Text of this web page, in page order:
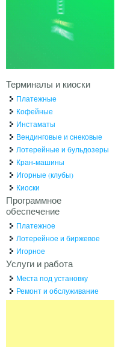
Терминалы и киоски
Платежные
Кофейные
Инстаматы
Вендинговые и снековые
Лотерейные и бульдозеры
Кран-машины
Игорные (клубы)
Киоски
Программное
обеспечение
Платежное
Лотерейное и биржевое
Игорное
Услуги и работа
Места под установку
Ремонт и обслуживание